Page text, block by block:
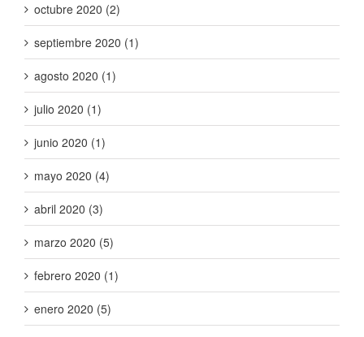
octubre 2020 (2)
septiembre 2020 (1)
agosto 2020 (1)
julio 2020 (1)
junio 2020 (1)
mayo 2020 (4)
abril 2020 (3)
marzo 2020 (5)
febrero 2020 (1)
enero 2020 (5)